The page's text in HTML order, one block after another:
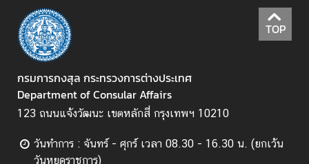
แ
บ
บ
ฟ
อ
ร์
TOP
กรมการกงสุล กระทรวงการต่างประเทศ
Department of Consular Affairs
123 ถนนแจ้งวัฒนะ เขตหลักสี่ กรุงเทพฯ 10210
วันทำการ : จันทร์ - ศุกร์ เวลา 08.30 - 16.30 น. (ยกเว้น
วันหยุดราชการ)